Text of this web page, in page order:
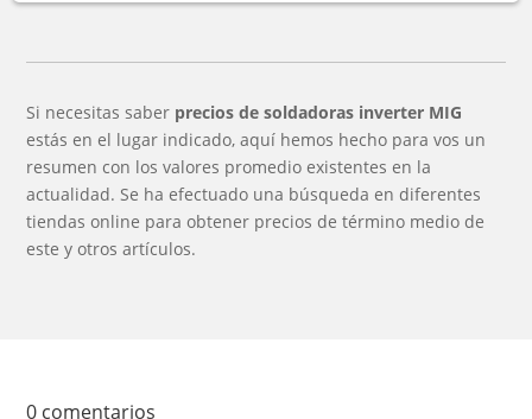
Si necesitas saber precios de soldadoras inverter MIG
estás en el lugar indicado, aquí hemos hecho para vos un
resumen con los valores promedio existentes en la
actualidad. Se ha efectuado una búsqueda en diferentes
tiendas online para obtener precios de término medio de
este y otros artículos.
0 comentarios